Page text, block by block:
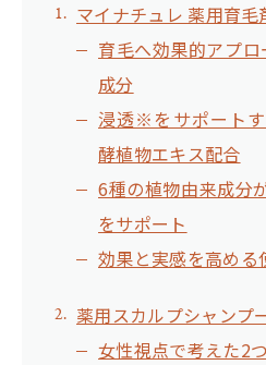
マイナチュレ 薬用育毛
育毛へ効果的アプ
成分
浸透※をサポート
酵植物エキス配合
6種の植物由来成分
をサポート
効果と実感を高める
薬用スカルプシャンプ
女性視点で考えた2